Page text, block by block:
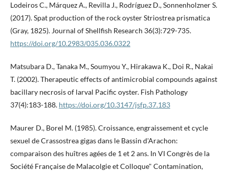
Lodeiros C., Márquez A., Revilla J., Rodríguez D., Sonnenholzner S.
(2017). Spat production of the rock oyster Striostrea prismatica
(Gray, 1825). Journal of Shellfish Research 36(3):729-735.
https://doi.org/10.2983/035.036.0322
Matsubara D., Tanaka M., Soumyou Y., Hirakawa K., Doi R., Nakai
T. (2002). Therapeutic effects of antimicrobial compounds against
bacillary necrosis of larval Pacific oyster. Fish Pathology
37(4):183-188. https://doi.org/10.3147/jsfp.37.183
Maurer D., Borel M. (1985). Croissance, engraissement et cycle
sexuel de Crassostrea gigas dans le Bassin d'Arachon:
comparaison des huîtres agées de 1 et 2 ans. In VI Congrès de la
Société Française de Malacolgie et Colloque" Contamination,